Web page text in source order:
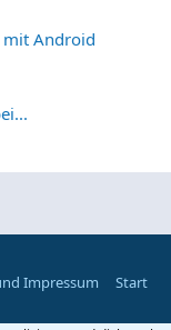
mit Android
Impressum Start